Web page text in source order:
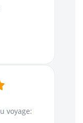
voyage: